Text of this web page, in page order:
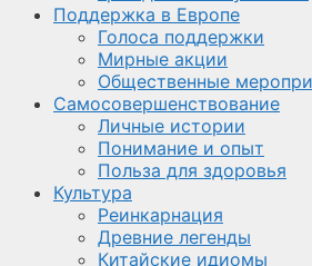
Поддержка в Европе
Голоса поддержки
Мирные акции
Общественные
Самосовершенствование
Личные истории
Понимание и опыт
Польза для здоровья
Культура
Реинкарнация
Древние легенды
Китайские идиомы